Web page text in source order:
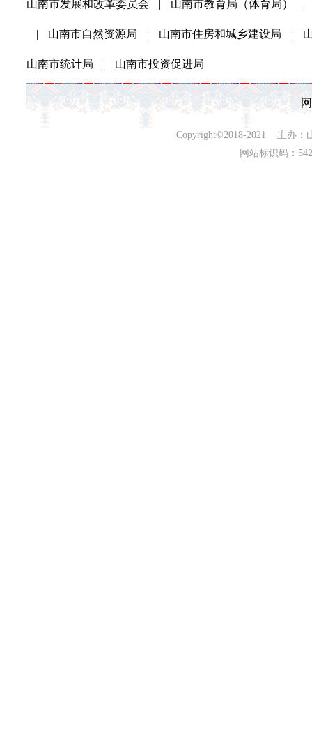
山南市发展和改革委员会 山南市教育局（体育局）
| 山南市自然资源局 | 山南市住房和城乡建设局 |
山南市统计局 | 山南市投资促进局
Copyright©2018-2021 主办：
网站标识码：